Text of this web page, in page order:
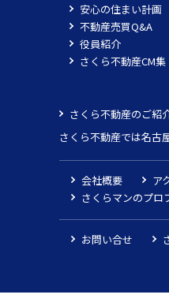
安心の住まい計画
不動産売買Q&A
役員紹介
さくら不動産CM集
さくら不動産のご紹
さくら不動産では名古
会社概要 ア
さくらマンのプロ
お問い合せ